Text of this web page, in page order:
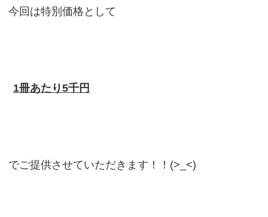
今回は特別価格として
1冊あたり5千円
でご提供させていただきます！！(>_<)